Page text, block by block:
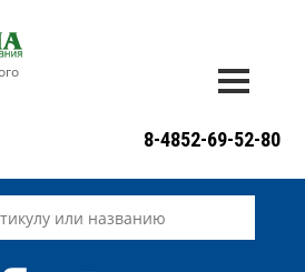
8-4852-69-52-80